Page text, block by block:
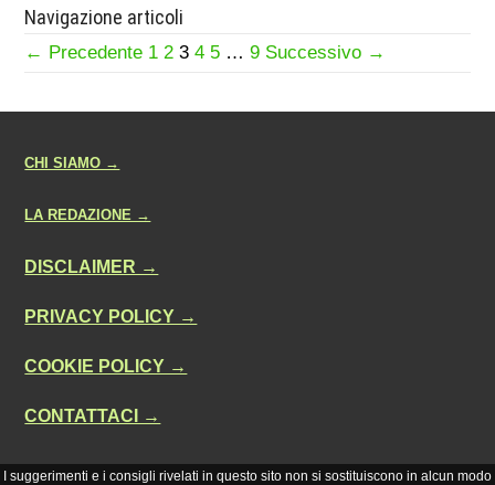
Navigazione articoli
← Precedente 1 2 3 4 5 … 9 Successivo →
CHI SIAMO →
LA REDAZIONE →
DISCLAIMER →
PRIVACY POLICY →
COOKIE POLICY →
CONTATTACI →
I suggerimenti e i consigli rivelati in questo sito non si sostituiscono in alcun modo